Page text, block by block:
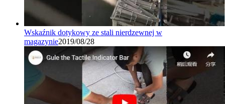
Wskaźnik dotykowy ze stali nierdzewnej w
magazynie2019/08/28